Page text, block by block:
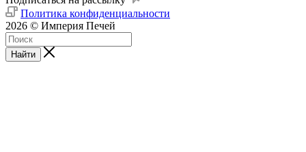
Политика конфиденциальности
2026 © Империя Печей
Найти